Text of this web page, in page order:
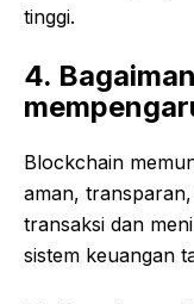
tinggi.
4.
Blockchain
aman,
transaksi dan
sistem keuangan